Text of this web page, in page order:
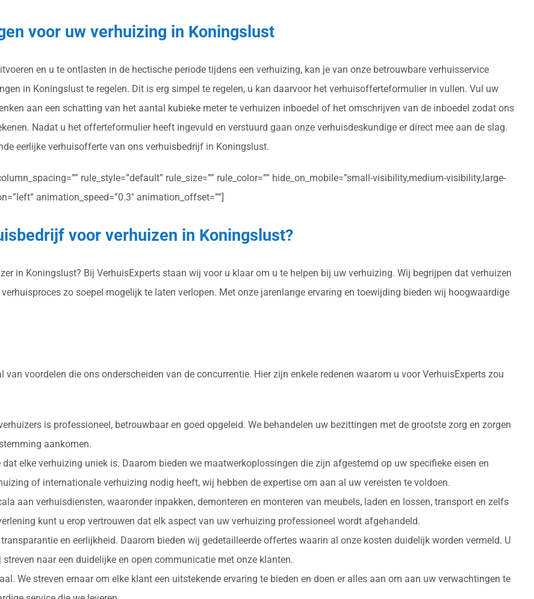
voor uw verhuizing in Koningslust
en u te ontlasten in de hectische periode tijdens een verhuizing, kan je van onze betrouwbare verhuisservice
in Koningslust te regelen. Dit is erg simpel te regelen, u kan daarvoor het verhuisofferteformulier in vullen. Vul uw
aan een schatting van het aantal kubieke meter te verhuizen inboedel of het omschrijven van de inboedel zodat ons
Nadat u het offerteformulier heeft ingevuld en verstuurd gaan onze verhuisdeskundige er direct mee aan de slag.
eerlijke verhuisofferte van ons verhuisbedrijf in Koningslust.
rule_style=”default” rule_size=”” rule_color=”” hide_on_mobile=”small-visibility,medium-visibility,large-
animation_speed=”0.3″ animation_offset=””]
voor verhuizen in Koningslust?
in Koningslust? Bij VerhuisExperts staan wij voor u klaar om u te helpen bij uw verhuizing. Wij begrijpen dat verhuizen
zo soepel mogelijk te laten verlopen. Met onze jarenlange ervaring en toewijding bieden wij hoogwaardige
voordelen die ons onderscheiden van de concurrentie. Hier zijn enkele redenen waarom u voor VerhuisExperts zou
is professioneel, betrouwbaar en goed opgeleid. We behandelen uw bezittingen met de grootste zorg en zorgen
aankomen.
dat elke verhuizing uniek is. Daarom bieden we maatwerkoplossingen die zijn afgestemd op uw specifieke eisen en
of internationale verhuizing nodig heeft, wij hebben de expertise om aan al uw vereisten te voldoen.
aan verhuisdiensten, waaronder inpakken, demonteren en monteren van meubels, laden en lossen, transport en zelfs
kunt u erop vertrouwen dat elk aspect van uw verhuizing professioneel wordt afgehandeld.
en eerlijkheid. Daarom bieden wij gedetailleerde offertes waarin al onze kosten duidelijk worden vermeld. U
naar een duidelijke en open communicatie met onze klanten.
We streven ernaar om elke klant een uitstekende ervaring te bieden en doen er alles aan om aan uw verwachtingen te